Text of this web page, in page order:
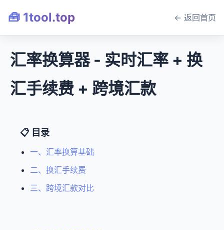
🧰 1tool.top ← 返回首页
汇率换算器 - 实时汇率 + 换
汇手续费 + 跨境汇款
📋 目录
一、汇率换算基础
二、换汇手续费
三、跨境汇款对比